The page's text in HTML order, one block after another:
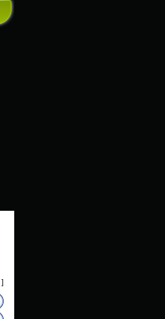
]